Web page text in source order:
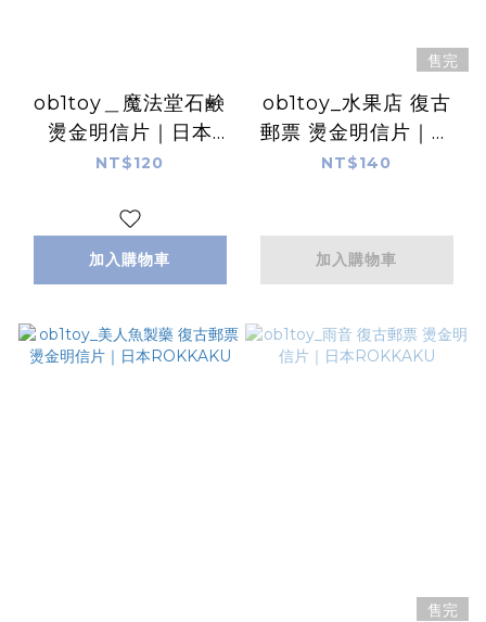
ob1toy＿魔法堂石鹸
燙金明信片｜日本
ROKKAKU
NT$120
加入購物車
售完
ob1toy_水果店 復古
郵票 燙金明信片｜日
本ROKKAKU
NT$140
加入購物車
售完